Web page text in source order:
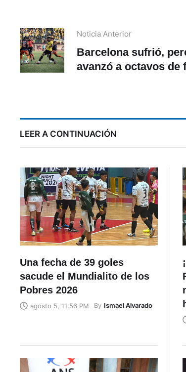
Noticia Anterior
Barcelona sufrió,
avanzó a octavos de
LEER A CONTINUACIÓN
Una fecha de 39 goles
sacude el Mundialito de los
Pobres 2026
agosto 5, 11:56 PM By Ismael Alvarado